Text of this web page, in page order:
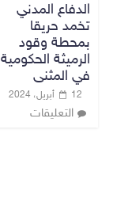
الدفاع المدني
تخمد حريقا
بمحطة وقود
الرميثة الحكومية
في المثنى
12 أبريل، 2024
التعليقات